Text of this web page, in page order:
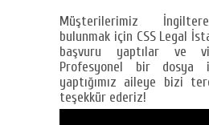
Müşterilerimiz
bulunmak için CSS Legal
başvuru yaptılar ve
Profesyonel bir dosya
yaptığımız aileye bizi
teşekkür ederiz!